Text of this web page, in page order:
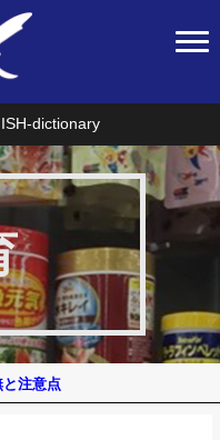
dictionary
注意点